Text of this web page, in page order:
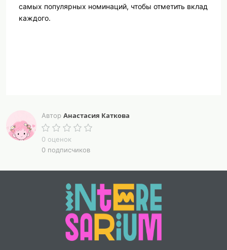
самых популярных номинаций, чтобы отметить вклад
каждого.
Автор Анастасия Каткова
0 оценок
0 подписчиков